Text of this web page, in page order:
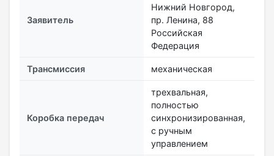
Заявитель
Нижний Новгород,
пр. Ленина, 88
Российская
Федерация
Трансмиссия механическая
Коробка передач
трехвальная,
полностью
синхронизированная,
с ручным
управлением